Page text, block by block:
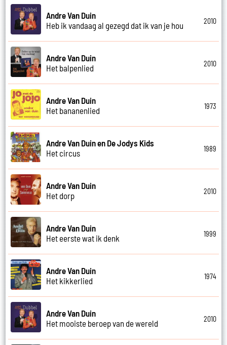
Andre Van Duin
Heb ik vandaag al gezegd dat ik van je hou
2010
Andre Van Duin
Het balpenlied
2010
Andre Van Duin
Het bananenlied
1973
Andre Van Duin en De Jodys Kids
Het circus
1989
Andre Van Duin
Het dorp
2010
Andre Van Duin
Het eerste wat ik denk
1999
Andre Van Duin
Het kikkerlied
1974
Andre Van Duin
Het mooiste beroep van de wereld
2010